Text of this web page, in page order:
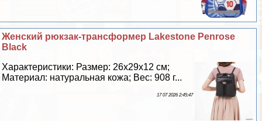
Женский рюкзак-трaнcформер Lakestone Penrose
Black
Хаpaктеристики: Размер: 26х29х12 см;
Материал: натуральная кожа; Вес: 908 г...
17 07 2026 2:45:47